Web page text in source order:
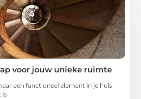
voor jouw unieke ruimte
een functioneel element in je huis
is